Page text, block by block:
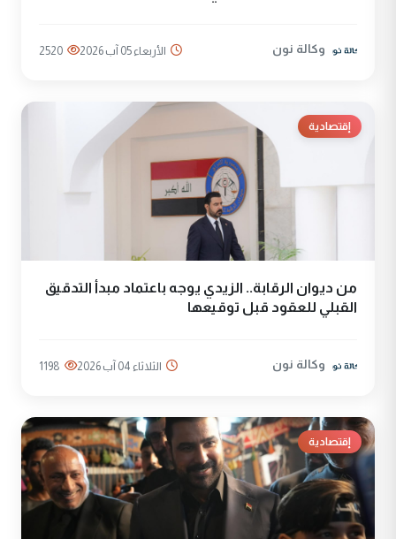
وكالة نون الأربعاء 05 آب 2026 2520
إقتصادية
من ديوان الرقابة.. الزيدي يوجه باعتماد مبدأ التدقيق
القبلي للعقود قبل توقيعها
وكالة نون الثلاثاء 04 آب 2026 1198
إقتصادية